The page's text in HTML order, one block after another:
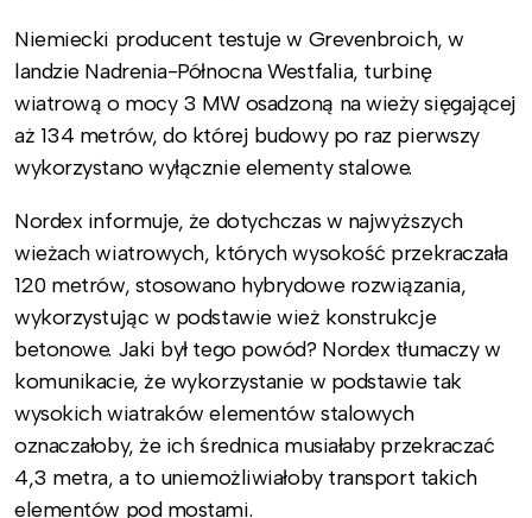
Niemiecki producent testuje w Grevenbroich, w
landzie Nadrenia-Północna Westfalia, turbinę
wiatrową o mocy 3 MW osadzoną na wieży sięgającej
aż 134 metrów, do której budowy po raz pierwszy
wykorzystano wyłącznie elementy stalowe.
Nordex informuje, że dotychczas w najwyższych
wieżach wiatrowych, których wysokość przekraczała
120 metrów, stosowano hybrydowe rozwiązania,
wykorzystując w podstawie wież konstrukcje
betonowe. Jaki był tego powód? Nordex tłumaczy w
komunikacie, że wykorzystanie w podstawie tak
wysokich wiatraków elementów stalowych
oznaczałoby, że ich średnica musiałaby przekraczać
4,3 metra, a to uniemożliwiałoby transport takich
elementów pod mostami.